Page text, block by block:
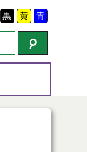
黒 黄 青